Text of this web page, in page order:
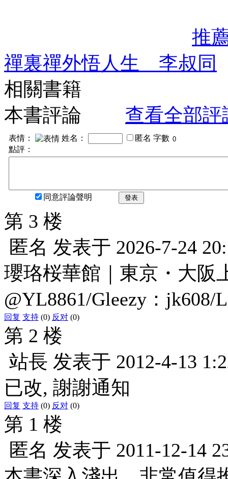
推
禪裏禪外悟人生 李叔同
相關書籍
本書評論
查看全部評
表情： 姓名： 匿名 字數
點評：
同意評論聲明 發表
第 3 楼
匿名 发表于 2026-7-24
瓔珞桜華館｜東京・大阪
@YL8861/Gleezy：jk608/
回复 支持 (0) 反对 (0)
第 2 楼
站長 发表于 2012-4-13
已改, 謝謝通知
回复 支持 (0) 反对 (0)
第 1 楼
匿名 发表于 2011-12-14